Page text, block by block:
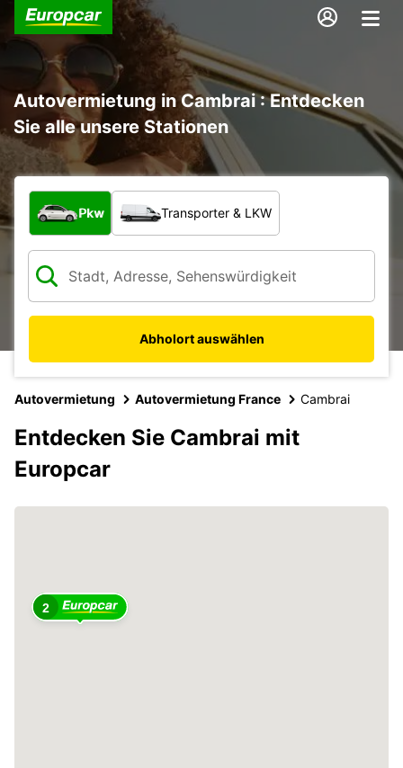
Autovermietung in Cambrai : Entdecken
Sie alle unsere Stationen
Welche Art von Fahrzeug?
Pkw Transporter & LKW
Abholort auswählen
Autovermietung Autovermietung France Cambrai
Entdecken Sie Cambrai mit
Europcar
2